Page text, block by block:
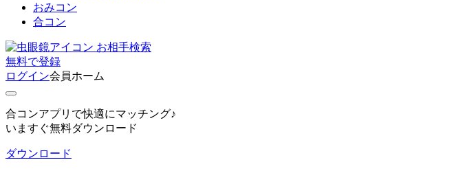
おみコン
合コン
お相手検索
無料で登録
ログイン会員ホーム
合コンアプリで快適にマッチング♪
いますぐ無料ダウンロード
ダウンロード